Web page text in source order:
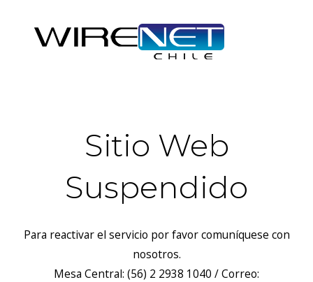
Sitio Web
Suspendido
Para reactivar el servicio por favor comuníquese con
nosotros.
Mesa Central: (56) 2 2938 1040 / Correo: